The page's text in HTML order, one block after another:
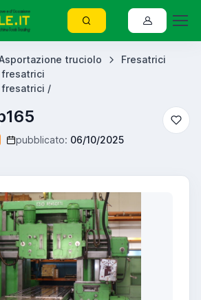
truciolo
Fresatrici
fresatrici
fresatrici /
pubblicato: 06/10/2025